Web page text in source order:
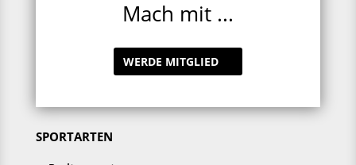
Mach mit ...
WERDE MITGLIED
SPORTARTEN